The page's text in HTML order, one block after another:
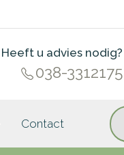
Heeft u advies nodig?
038-3312175
Contact